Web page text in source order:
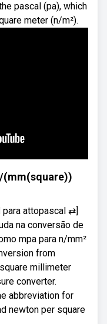
pascal (pa), which
meter (n/m²).
(mm(square))
para attopascal ⇄]
na conversão de
mpa para n/mm²
from
millimeter
converter.
abbreviation for
newton per square